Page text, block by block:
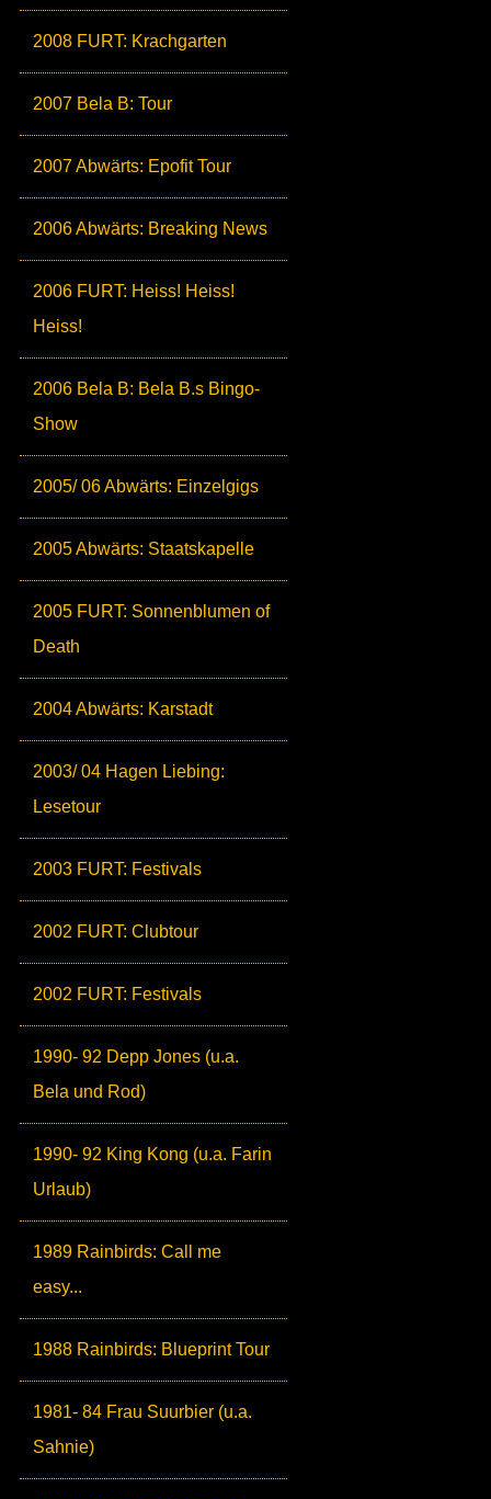
2008 FURT: Krachgarten
2007 Bela B: Tour
2007 Abwärts: Epofit Tour
2006 Abwärts: Breaking News
2006 FURT: Heiss! Heiss!
Heiss!
2006 Bela B: Bela B.s Bingo-
Show
2005/ 06 Abwärts: Einzelgigs
2005 Abwärts: Staatskapelle
2005 FURT: Sonnenblumen of
Death
2004 Abwärts: Karstadt
2003/ 04 Hagen Liebing:
Lesetour
2003 FURT: Festivals
2002 FURT: Clubtour
2002 FURT: Festivals
1990- 92 Depp Jones (u.a.
Bela und Rod)
1990- 92 King Kong (u.a. Farin
Urlaub)
1989 Rainbirds: Call me
easy...
1988 Rainbirds: Blueprint Tour
1981- 84 Frau Suurbier (u.a.
Sahnie)